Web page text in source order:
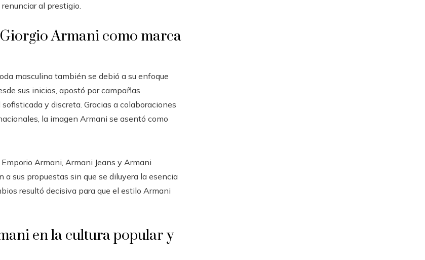
al prestigio.
Armani como marca
masculina también se debió a su enfoque
sus inicios, apostó por campañas
y discreta. Gracias a colaboraciones
la imagen Armani se asentó como
Armani, Armani Jeans y Armani
sus propuestas sin que se diluyera la esencia
resultó decisiva para que el estilo Armani
en la cultura popular y